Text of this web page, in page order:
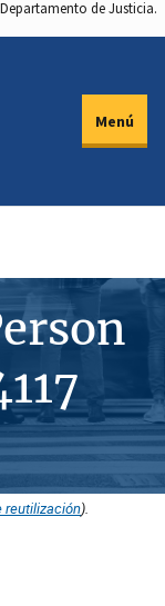
de Justicia.
Menú
reutilización).